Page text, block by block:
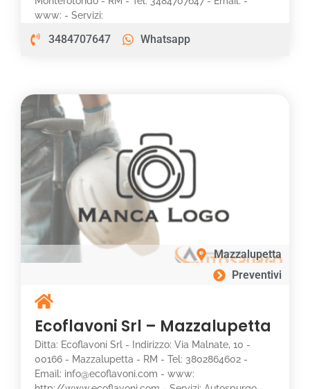
www: - Servizi:
3484707647 Whatsapp
Mazzalupetta
Preventivi
Ecoflavoni Srl – Mazzalupetta
Ditta: Ecoflavoni Srl - Indirizzo: Via Malnate, 10 -
00166 - Mazzalupetta - RM - Tel: 3802864602 -
Email: info@ecoflavoni.com - www: